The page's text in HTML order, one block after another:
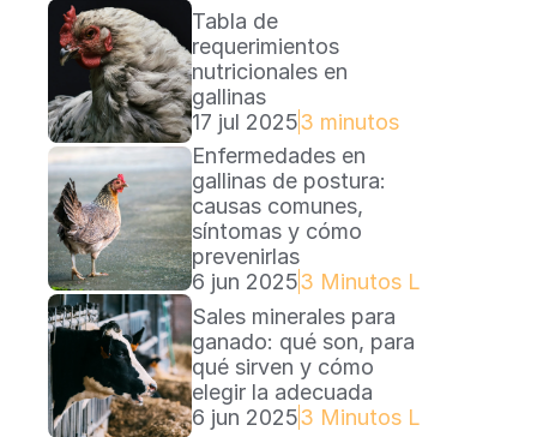
Tabla de
requerimientos
nutricionales en
gallinas
17 jul 20253 minutos
Enfermedades en
gallinas de postura:
causas comunes,
síntomas y cómo
prevenirlas
6 jun 20253 Minutos Lectura
Sales minerales para
ganado: qué son, para
qué sirven y cómo
elegir la adecuada
6 jun 20253 Minutos Lectura